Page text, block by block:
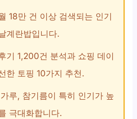
18만 건 이상 검색되는 인기
계란밥입니다.
기 1,200건 분석과 쇼핑 데이
한 토핑 10가지 추천.
루, 참기름이 특히 인기가 높
극대화합니다.